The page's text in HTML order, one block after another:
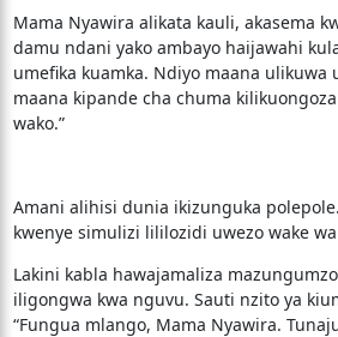
Mama Nyawira alikata kauli, akasema
damu ndani yako ambayo haijawahi
umefika kuamka. Ndiyo maana ulikuwa
maana kipande cha chuma
wako.”
Amani alihisi dunia ikizunguka
kwenye simulizi lililozidi uwezo wake
Lakini kabla hawajamaliza
iligongwa kwa nguvu. Sauti nzito ya
“Fungua mlango, Mama Nyawira.